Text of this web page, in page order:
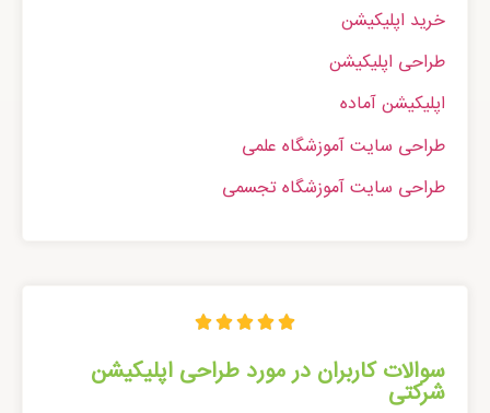
خرید اپلیکیشن
طراحی اپلیکیشن
اپلیکیشن آماده
طراحی سایت آموزشگاه علمی
طراحی سایت آموزشگاه تجسمی





سوالات کاربران در مورد طراحی اپلیکیشن
شرکتی